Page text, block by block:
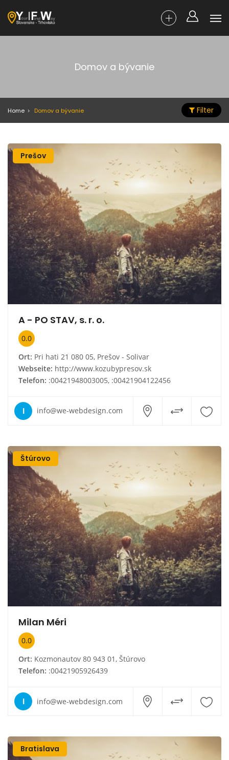
Domov a bývanie
Home Domov a bývanie Filter
Prešov
A - PO STAV, s. r. o.
0.0
Ort: Pri hati 21 080 05, Prešov - Solivar
Webseite: http://www.kozubypresov.sk
Telefon: :00421948003005, :00421904122456
I info@we-webdesign.com
Štúrovo
Milan Méri
0.0
Ort: Kozmonautov 80 943 01, Štúrovo
Telefon: :00421905926439
I info@we-webdesign.com
Bratislava